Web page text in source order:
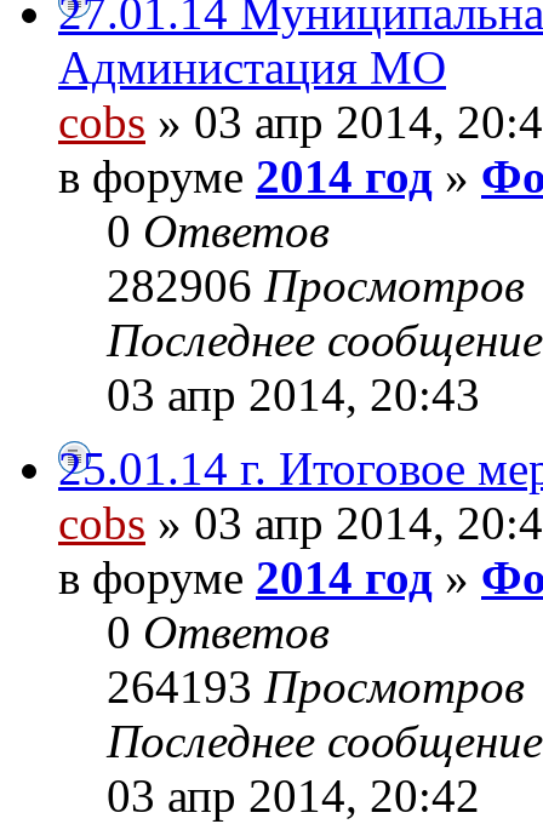
27.01.14
Администация МО
cobs » 03 апр 2014,
в форуме 2014 год »
0 Ответов
282906 Просмотров
Последнее
03 апр 2014, 20:43
25.01.14 г. Итоговое
cobs » 03 апр 2014,
в форуме 2014 год »
0 Ответов
264193 Просмотров
Последнее
03 апр 2014, 20:42